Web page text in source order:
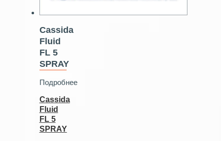
Cassida
Fluid
FL 5
SPRAY
Подробнее
Cassida
Fluid
FL 5
SPRAY